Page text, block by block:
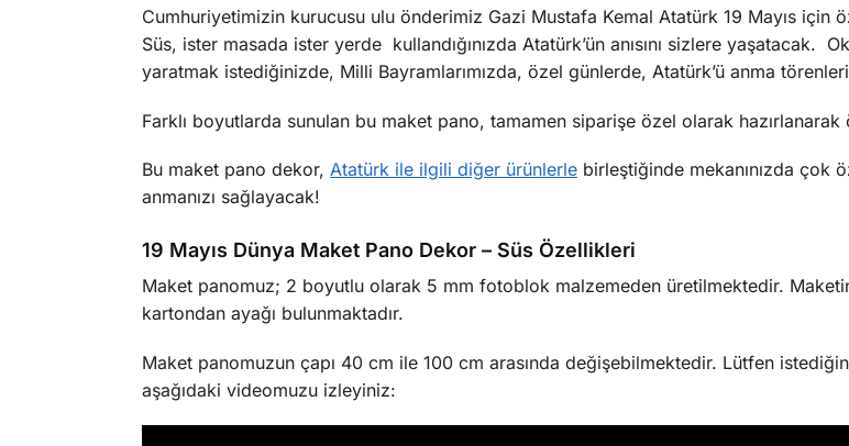
Cumhuriyetimizin kurucusu ulu önderimiz Gazi Mustafa Kemal Atatürk 19 Mayıs için
Süs, ister masada ister yerde kullandığınızda Atatürk’ün anısını sizlere
yaratmak istediğinizde, Milli Bayramlarımızda, özel günlerde, Atatürk’ü anma
Farklı boyutlarda sunulan bu maket pano, tamamen siparişe özel olarak hazırlanarak
Bu maket pano dekor, Atatürk ile ilgili diğer ürünlerlebirleştiğinde mekanınızda çok
anmanızı sağlayacak!
19 Mayıs Dünya Maket Pano Dekor – Süs Özellikleri
Maket panomuz; 2 boyutlu olarak 5 mm fotoblok malzemeden üretilmektedir.
kartondan ayağı bulunmaktadır.
Maket panomuzun çapı 40 cm ile 100 cm arasında değişebilmektedir. Lütfen
aşağıdaki videomuzu izleyiniz: